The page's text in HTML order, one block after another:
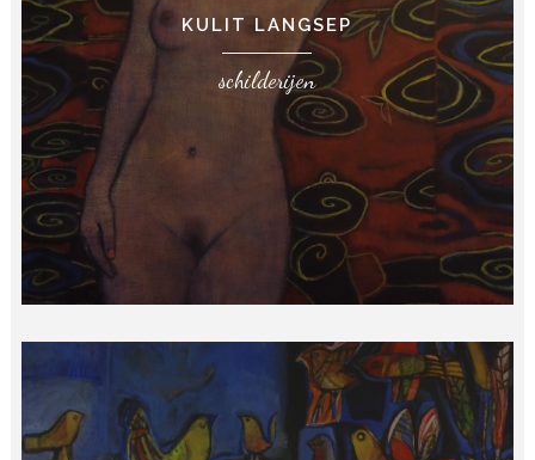
KULIT LANGSEP
schilderijen